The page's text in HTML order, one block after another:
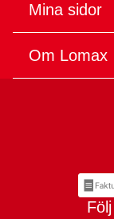
Mina sidor
Om Lomax